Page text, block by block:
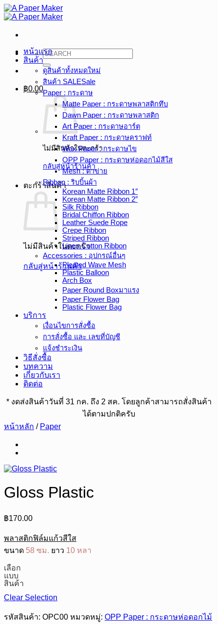
ข้าม
ไป
ค้นหา:
฿0.00
ไม่มีสินค้าในตะกร้า
กลับสู่หน้าร้านค้า
ตะกร้าสินค้า
ไม่มีสินค้าในตะกร้า
กลับสู่หน้าร้านค้า
หน้าแรก
สินค้า
ดูสินค้าทั้งหมด
สินค้า SALE
Paper : กระดาษ
Matte Paper : กระดาษพลาสติกทึบ
Dawn Paper : กระดาษพลาสติก
Art Paper : กระดาษอาร์ต
Kraft Paper : กระดาษคราฟท์
Wax Paper : กระดาษไข
OPP Paper : กระดาษห่อดอกไม้สีใส
Mesh : ตาข่าย
Ribbon : ริบบิ้นผ้า
Korean Matte Ribbon 1″
Korean Matte Ribbon 2″
Silk Ribbon
Bridal Chiffon Ribbon
Leather Suede Rope
Crepe Ribbon
Striped Ribbon
Linen Cotton Ribbon
Accessories : อุปกรณ์อื่นๆ
Pleated Wave Mesh
Plastic Balloon
Arch Box
Paper Round Box
Paper Flower Bag
Plastic Flower Bag
บริการ
เงื่อนไขการสั่งซื้อ
การสั่งซื้อ และ เลขที่บัญชี
แจ้งชำระเงิน
วิธีสั่งซื้อ
บทความ
เกี่ยวกับเรา
ติดต่อ
* งดส่งสินค้าวันที่ 31 กค. ถึง 2 สค. โดยลูกค้าสามารถสั่งสินค้า
ได้ตามปกติครับ
หน้าหลัก / Paper
Gloss Plastic
฿170.00
พลาสติกฟิล์มแก้วสีใส
ขนาด 58 ซม. ยาว 10 หลา
เลือก
แบบ
สินค้า
Clear Selection
รหัสสินค้า: OPC00 หมวดหมู่: OPP Paper : กระดาษห่อดอกไม้